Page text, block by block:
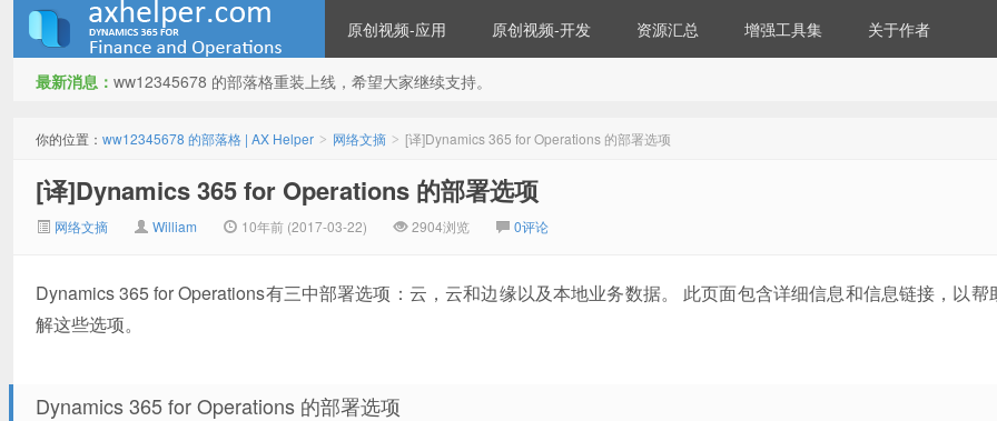
原创视频-应用 原创视频-开发 资源汇总 增强工具集 关于作者
最新消息： ww12345678 的部落格重装上线，希望大家继续支持。
你的位置： ww12345678 的部落格 | AX Helper > 网络文摘 > [译]Dynamics 365 for Operations 的部署选项
[译]Dynamics 365 for Operations 的部署选项
网络文摘 William 10年前 (2017-03-22) 2904浏览 0评论
Dynamics 365 for Operations有三中部署选项：云，云和边缘以及本地业务数据。 此页面包含详细信息和信息链接，以帮
解这些选项。
Dynamics 365 for Operations 的部署选项